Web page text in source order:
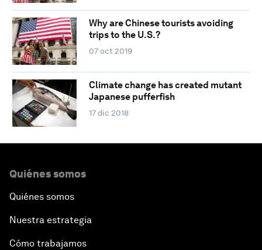
Why are Chinese tourists avoiding
trips to the U.S.?
07 oct 2019
Climate change has created mutant
Japanese pufferfish
17 dic 2018
Quiénes somos
Quiénes somos
Nuestra estrategia
Cómo trabajamos